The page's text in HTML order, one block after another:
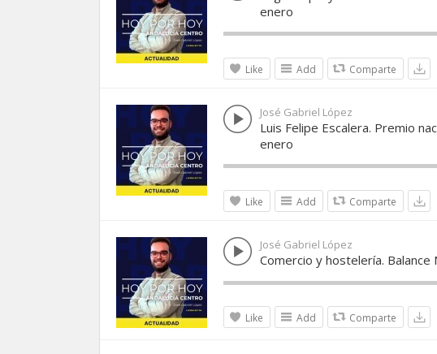
enero
Like Add Comparte
José Gabriel López
Luis Felipe Escalera. Premio
enero
Like Add Comparte
José Gabriel López
Comercio y hostelería.
Like Add Comparte